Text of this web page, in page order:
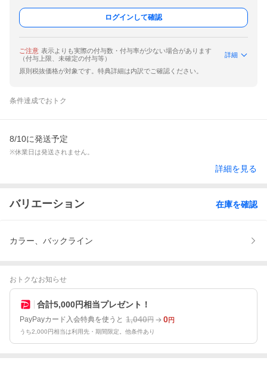
ログインして確認
ご注意 表示よりも実際の付与数・付与率が少ない場合があります
（付与上限、未確定の付与等）
詳細
原則税抜価格が対象です。特典詳細は内訳でご確認ください。
条件達成でおトク
8/10に発送予定
※休業日は発送されません。
詳細を見る
バリエーション 在庫を確認
カラー、バックライン
おトクなお知らせ
合計5,000円相当プレゼント！
PayPayカード入会特典を使うと 1,040円 0円
うち2,000円相当は利用先・期間限定。他条件あり